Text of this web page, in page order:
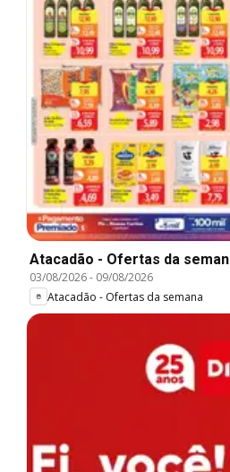
Atacadão - Ofertas da
03/08/2026- 09/08/2026
Atacadão - Ofertas da semana